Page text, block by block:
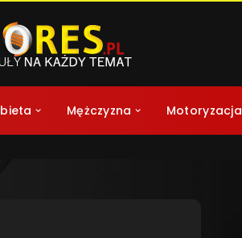
Mężczyzna Motoryzacja